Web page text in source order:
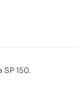
150.